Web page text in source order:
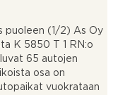
puoleen (1/2) As Oy
K 5850 T 1 RN:o
65 autojen
osa on
vuokrataan